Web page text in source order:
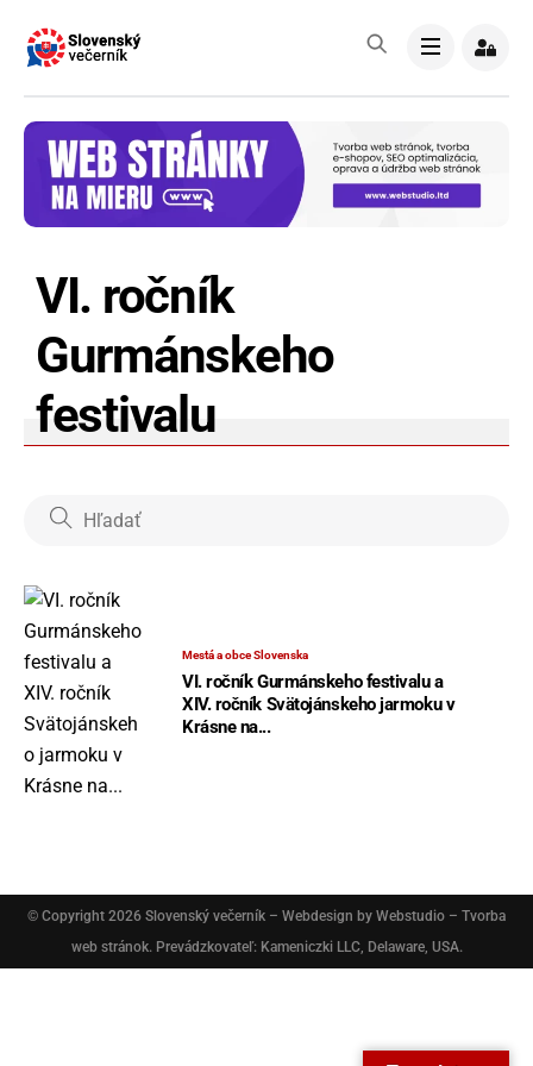
content
Menu
VI. ročník
Gurmánskeho
festivalu
Mestá a obce Slovenska
VI. ročník Gurmánskeho festivalu a
XIV. ročník Svätojánskeho jarmoku v
Krásne na...
© Copyright 2026 Slovenský večerník – Webdesign by Webstudio – Tvorba
web stránok. Prevádzkovateľ: Kameniczki LLC, Delaware, USA.